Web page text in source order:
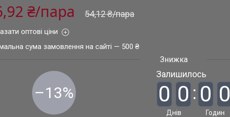
54,12 ₴/пара
₴/пара
оптові ціни
сума замовлення на сайті — 500 ₴
–13%
Залишилось
0 0
Днів
0 0
Годин